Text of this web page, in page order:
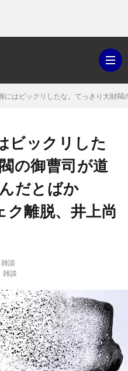
ラ
ッ
ク
グ
観
映
ン
ガ・
ラ
リ
ー
ム
にはビックリしたな。てっきり大財
ビックリした
の御曹司が道
だとばか
離脱、井上尚
雑談
雑談